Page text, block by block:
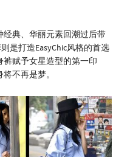
典、华丽元素回潮过后带
是打造EasyChic风格的首选
赋予女星造型的第一印
不再是梦。